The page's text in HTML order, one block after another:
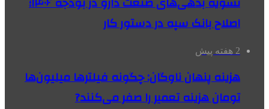
اصلاح بانک سپه در دستور کار
2 هفته پیش
هزینه پنهان ناوگان: چگونه فیلترها میلیون‌ها
تومان هزینه تعمیر را صفر می‌کنند?